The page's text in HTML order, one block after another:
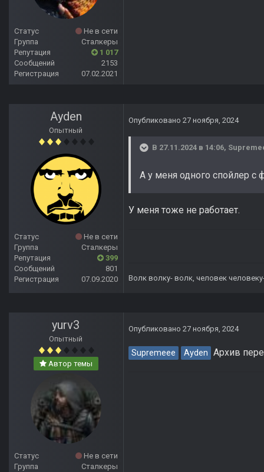
Статус
Не в сети
Группа
Сталкеры
Репутация
1 017
Сообщений
2153
Регистрация
07.02.2021
Ayden
Опытный
Статус
Не в сети
Группа
Сталкеры
Репутация
399
Сообщений
801
Регистрация
07.09.2020
Опубликовано 27 ноября, 2024
В 27.11.2024 в 14:06,
А у меня одного спойлер с
У меня тоже не работает.
Волк волку- волк, человек
yurv3
Опытный
Автор темы
Статус
Не в сети
Группа
Сталкеры
Опубликовано 27 ноября, 2024
Supremeee Ayden Архив